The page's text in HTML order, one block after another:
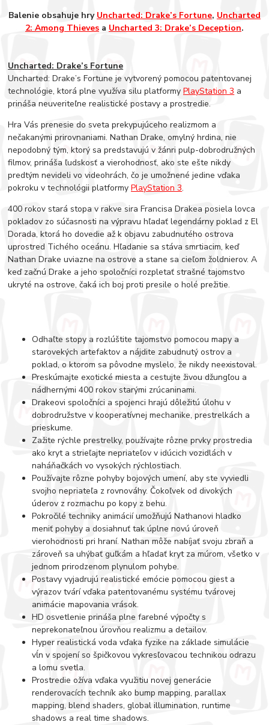
Balenie obsahuje hry Uncharted: Drake’s Fortune, Uncharted
2: Among Thievesa Uncharted 3: Drake’s Deception.
Uncharted: Drake’s Fortune
Uncharted: Drake’s Fortune je vytvorený pomocou patentovanej
technológie, ktorá plne využíva silu platformyPlayStation 3 a
prináša neuveriteľne realistické postavy a prostredie.
Hra Vás prenesie do sveta prekypujúceho realizmom a
nečakanými prirovnaniami. Nathan Drake, omylný hrdina, nie
nepodobný tým, ktorý sa predstavujú v žánri pulp-dobrodružných
filmov, prináša ľudskosť a vierohodnosť, ako ste ešte nikdy
predtým nevideli vo videohrách, čo je umožnené jedine vďaka
pokroku v technológii platformyPlayStation 3.
400 rokov stará stopa v rakve sira Francisa Drakea posiela lovca
pokladov zo súčasnosti na výpravu hľadať legendárny poklad z El
Dorada, ktorá ho dovedie až k objavu zabudnutého ostrova
uprostred Tichého oceánu. Hľadanie sa stáva smrtiacim, keď
Nathan Drake uviazne na ostrove a stane sa cieľom žoldnierov. A
keď začnú Drake a jeho spoločníci rozpletať strašné tajomstvo
ukryté na ostrove, čaká ich boj proti presile o holé prežitie.
Odhaľte stopy a rozlúštite tajomstvo pomocou mapy a
starovekých artefaktov a nájdite zabudnutý ostrov a
poklad, o ktorom sa pôvodne myslelo, že nikdy neexistoval.
Preskúmajte exotické miesta a cestujte živou džungľou a
nádhernými 400 rokov starými zrúcaninami.
Drakeovi spoločníci a spojenci hrajú dôležitú úlohu v
dobrodružstve v kooperatívnej mechanike, prestrelkách a
prieskume.
Zažite rýchle prestrelky, používajte rôzne prvky prostredia
ako kryt a strieľajte nepriateľov v idúcich vozidlách v
naháňačkách vo vysokých rýchlostiach.
Používajte rôzne pohyby bojových umení, aby ste vyviedli
svojho nepriateľa z rovnováhy. Čokoľvek od divokých
úderov z rozmachu po kopy z behu.
Pokročilé techniky animácií umožňujú Nathanovi hladko
meniť pohyby a dosiahnuť tak úplne novú úroveň
vierohodnosti pri hraní. Nathan môže nabíjať svoju zbraň a
zároveň sa uhýbať guľkám a hľadať kryt za múrom, všetko v
jednom prirodzenom plynulom pohybe.
Postavy vyjadrujú realistické emócie pomocou giest a
výrazov tvárí vďaka patentovanému systému tvárovej
animácie mapovania vrások.
HD osvetlenie prináša plne farebné výpočty s
neprekonateľnou úrovňou realizmu a detailov.
Hyper realistická voda vďaka fyzike na základe simulácie
vĺn v spojení so špičkovou vykresľovacou technikou odrazu
a lomu svetla.
Prostredie ožíva vďaka využitiu novej generácie
renderovacích techník ako bump mapping, parallax
mapping, blend shaders, global illumination, runtime
shadows a real time shadows.